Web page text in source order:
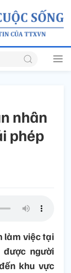
nhân
phép
làm việc tại
người
khu vực